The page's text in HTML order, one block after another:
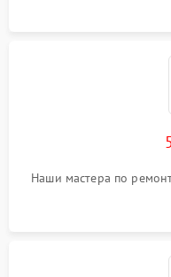
Наши мастера по